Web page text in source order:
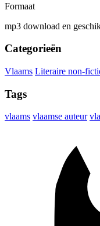
Formaat
mp3 download en
Categorieën
Vlaams Literaire non-
Tags
vlaams vlaamse auteur